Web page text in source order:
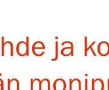
ja